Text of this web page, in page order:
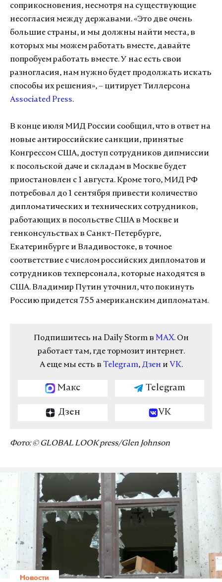
соприкосновения, несмотря на существующие
несогласия между державами. «Это две очень
большие страны, и мы должны найти места, в
которых мы можем работать вместе, давайте
попробуем работать вместе. У нас есть свои
разногласия, нам нужно будет продолжать искать
способы их решения», – цитирует Тиллерсона
Associated Press.
В конце июля МИД России сообщил, что в ответ на
новые антироссийские санкции, принятые
Конгрессом США, доступ сотрудников дипмиссии
к посольской даче и складам в Москве будет
приостановлен с 1 августа. Кроме того, МИД РФ
потребовал до 1 сентября привести количество
дипломатических и технических сотрудников,
работающих в посольстве США в Москве и
генконсульствах в Санкт-Петербурге,
Екатеринбурге и Владивостоке, в точное
соответствие с числом российских дипломатов и
сотрудников техперсонала, которые находятся в
США. Владимир Путин уточнил, что покинуть
Россию придется 755 американским дипломатам.
Подпишитесь на Daily Storm в MAX. Он
работает там, где тормозит интернет.
А еще мы есть в Telegram, Дзен и VK.
Макс Telegram
Дзен VK
Фото: © GLOBAL LOOK press/Glen Johnson
Новости